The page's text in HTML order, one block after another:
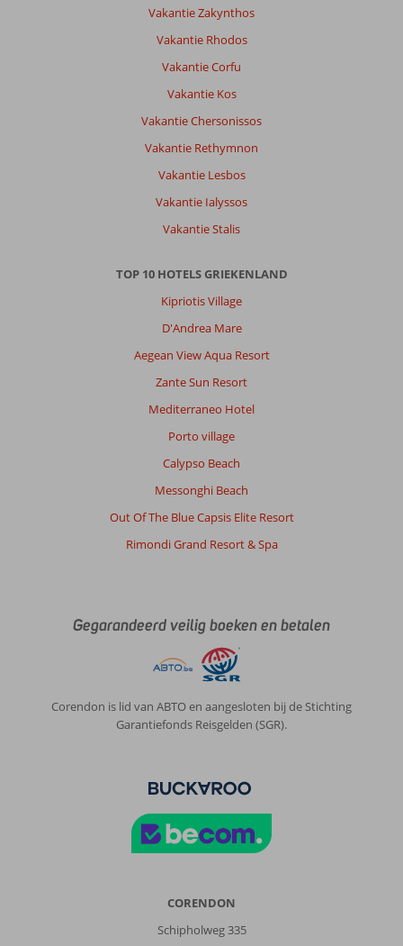
Vakantie Zakynthos
Vakantie Rhodos
Vakantie Corfu
Vakantie Kos
Vakantie Chersonissos
Vakantie Rethymnon
Vakantie Lesbos
Vakantie Ialyssos
Vakantie Stalis
TOP 10 HOTELS GRIEKENLAND
Kipriotis Village
D'Andrea Mare
Aegean View Aqua Resort
Zante Sun Resort
Mediterraneo Hotel
Porto village
Calypso Beach
Messonghi Beach
Out Of The Blue Capsis Elite Resort
Rimondi Grand Resort & Spa
Gegarandeerd veilig boeken en betalen
Corendon is lid van ABTO en aangesloten bij de Stichting
Garantiefonds Reisgelden (SGR).
CORENDON
Schipholweg 335